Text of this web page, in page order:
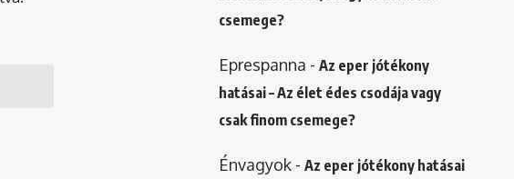
csemege?
Eprespanna - Az eper jótékony
hatásai – Az élet édes csodája vagy
csak finom csemege?
Énvagyok- Az eper jótékony hatásai